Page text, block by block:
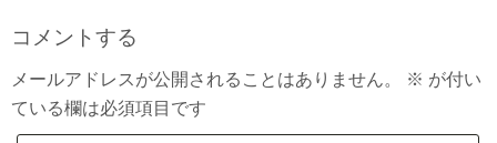
コメントする
メールアドレスが公開されることはありません。 ※ が付い
ている欄は必須項目です